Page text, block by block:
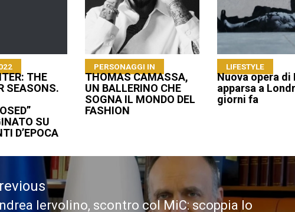
THE
SEASONS.
SU
D’EPOCA
PERSONAGGI IN
THOMAS CAMASSA,
UN BALLERINO CHE
SOGNA IL MONDO DEL
FASHION
LIFESTYLE
Nuova opera di
apparsa a
giorni fa
Iervolino, scontro col MiC: scoppia lo